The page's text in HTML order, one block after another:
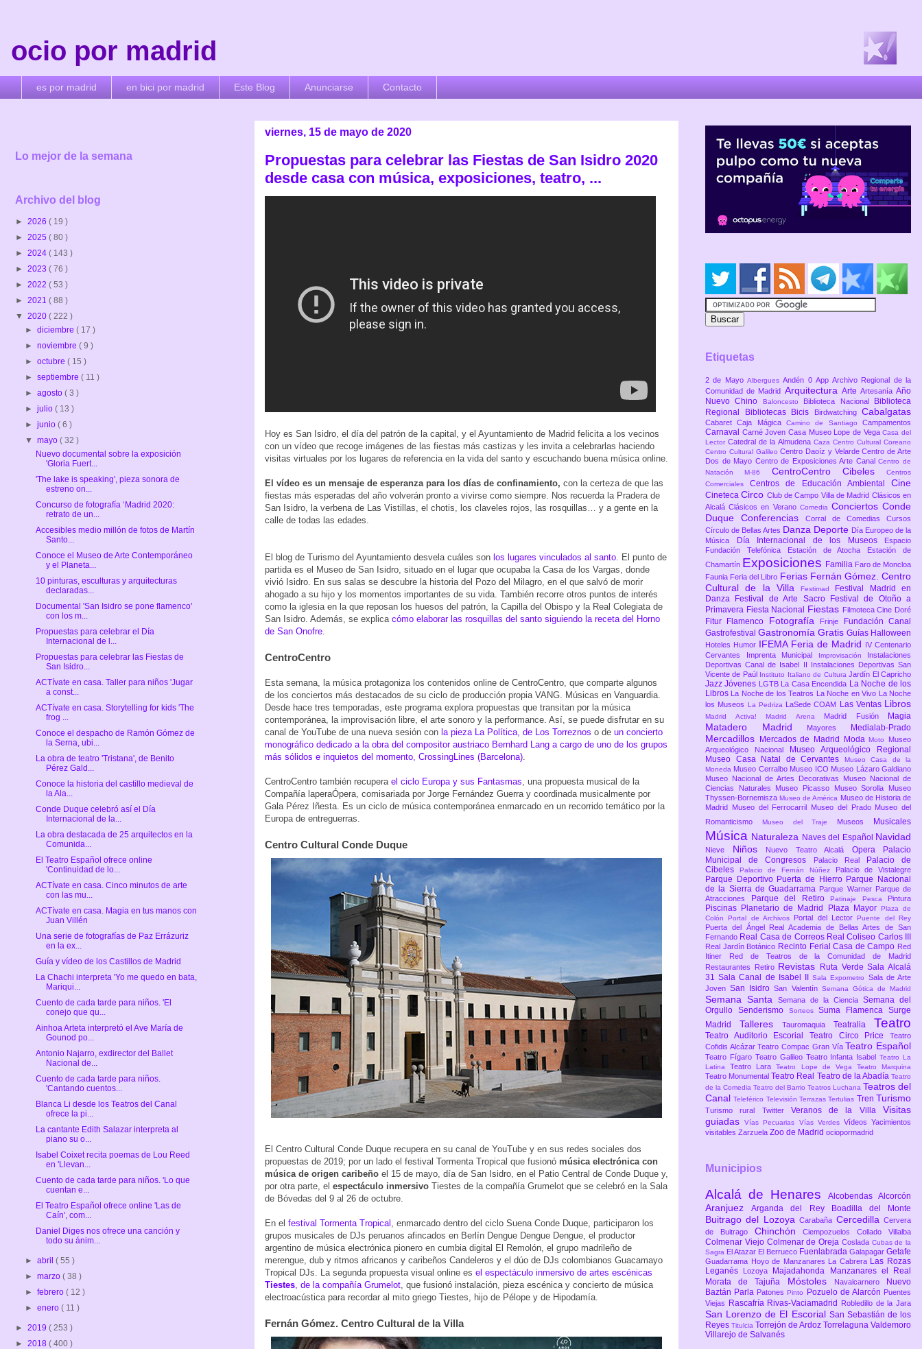
ocio por madrid
es por madrid en bici por madrid Este Blog Anunciarse Contacto
viernes, 15 de mayo de 2020
Propuestas para celebrar las Fiestas de San Isidro 2020
desde casa con música, exposiciones, teatro, ...
Hoy es San Isidro, el día del patrón de la capital, y el Ayuntamiento de Madrid felicita a los vecinos
con un vídeo que recoge imágenes de las fiestas más castizas y les invita a celebrarlas haciendo
visitas virtuales por los lugares de referencia en la vida del santo y escuchando buena música online.
El vídeo es un mensaje de esperanza para los días de confinamiento, con la certeza de que las
fiestas más esperadas del año volverán pronto a vivirse como siempre. Nos recuerda la Pradera de
San Isidro, la verbena de Las Vistillas, el chotis, los claveles rojos, las rosquillas… y a gente en la
calle de todas las edades.
El blog de Turismo del Ayuntamiento desvela cuáles son los lugares vinculados al santo . El punto de
partida es el Museo de San Isidro, situado en el lugar que ocupaba la Casa de los Vargas, donde
vivió Isidro. En sus salas se descubre la historia del Pozo del Milagro, en el que salvó de morir
ahogado a su hijo y los momentos importantes de su vida. También recorre otros puntos de interés
como la iglesia en la que reposan los huesos del patrón, la Capilla del Obispo y la Real Colegiata de
San Isidro. Además, se explica cómo elaborar las rosquillas del santo siguiendo la receta del Horno
de San Onofre
CentroCentro
Esta semana, la música protagoniza los contenidos online de CentroCentro, que comparte algunos
de los conciertos más destacados de su ciclo de producción propia VANG. Músicas en Vanguardia.
Desde hace tres temporadas, este programa explora propuestas que transitan por la música
contemporánea, la improvisación libre, el arte sonoro y la performance. Así, se puede disfrutar en su
canal de YouTube de una nueva sesión con la pieza La Política, de Los Torreznos o de un concierto
monográfico dedicado a la obra del compositor austriaco Bernhard Lang a cargo de uno de los grupos
más sólidos e inquietos del momento, CrossingLines (Barcelona)
CentroCentro también recupera el ciclo Europa y sus Fantasmas , una propuesta musical de la
Compañía laperaÓpera, comisariada por Jorge Fernández Guerra y coordinada musicalmente por
Gala Pérez Iñesta. Es un ciclo de música contemporánea enmarcado en un recorrido temático por la
Europa de entreguerras.
Centro Cultural Conde Duque
El Centro Cultural Conde Duque recupera en su canal de YouTube y en sus redes sociales dos
propuestas de 2019; por un lado el festival Tormenta Tropical que fusionó música electrónica con
música de origen caribeño el 15 de mayo, día de San Isidro, en el Patio Central de Conde Duque y,
por otra parte, el espectáculo inmersivo Tiestes de la compañía Grumelot que se celebró en la Sala
de Bóvedas del 9 al 26 de octubre.
En el festival Tormenta Tropical
, enmarcado dentro del ciclo Suena Conde Duque, participaron los
grupos musicales de DJs peruanos afincados en Berlín Dengue Dengue Dengue, el productor
argentino de música electrónica pionero en cumbia digital El Remolón, el grupo madrileño de
merengue, dub y ritmos africanos y caribeños Candeleros y el dúo de DJs colombianos Guacamayo
Tropical DJs. La segunda propuesta visual online es el espectáculo inmersivo de artes escénicas
Tiestes , de la compañía Grumelot , que fusionó instalación, pieza escénica y concierto de música
electroacústica para recordar al mito griego Tiestes, hijo de Pélope y de Hipodamía.
Fernán Gómez. Centro Cultural de la Villa
Lo mejor de la semana
Archivo del blog
► 2026 ( 19 )
► 2025 ( 80 )
► 2024 ( 143 )
► 2023 ( 76 )
► 2022 ( 53 )
► 2021 ( 88 )
▼ 2020 ( 222 )
►diciembre( 17 )
►noviembre( 9 )
►octubre( 15 )
►septiembre( 11 )
►agosto( 3 )
►julio( 13 )
►junio( 6 )
▼mayo( 32 )
Nuevo documental sobre la exposición
'Gloria Fuert...
'The lake is speaking', pieza sonora de
estreno on...
Concurso de fotografía ‘Madrid 2020:
retrato de un...
Accesibles medio millón de fotos de Martín
Santo...
Conoce el Museo de Arte Contemporáneo
y el Planeta...
10 pinturas, esculturas y arquitecturas
declaradas...
Documental 'San Isidro se pone flamenco'
con los m...
Propuestas para celebrar el Día
Internacional de l...
Propuestas para celebrar las Fiestas de
San Isidro...
ACTívate en casa. Taller para niños 'Jugar
a const...
ACTívate en casa. Storytelling for kids 'The
frog ...
Conoce el despacho de Ramón Gómez de
la Serna, ubi...
La obra de teatro 'Tristana', de Benito
Pérez Gald...
Conoce la historia del castillo medieval de
la Ala...
Conde Duque celebró así el Día
Internacional de la...
La obra destacada de 25 arquitectos en la
Comunida...
El Teatro Español ofrece online
'Continuidad de lo...
ACTívate en casa. Cinco minutos de arte
con las mu...
ACTívate en casa. Magia en tus manos con
Juan Villén
Una serie de fotografías de Paz Errázuriz
en la ex...
Guía y vídeo de los Castillos de Madrid
La Chachi interpreta 'Yo me quedo en bata,
Mariqui...
Cuento de cada tarde para niños. 'El
conejo que qu...
Ainhoa Arteta interpretó el Ave María de
Gounod po...
Antonio Najarro, exdirector del Ballet
Nacional de...
Cuento de cada tarde para niños.
'Cantando cuentos...
Blanca Li desde los Teatros del Canal
ofrece la pi...
La cantante Edith Salazar interpreta al
piano su o...
Isabel Coixet recita poemas de Lou Reed
en 'Llevan...
Cuento de cada tarde para niños. 'Lo que
cuentan e...
El Teatro Español ofrece online 'Las de
Caín', com...
Daniel Diges nos ofrece una canción y
todo su ánim...
►abril( 55 )
►marzo( 38 )
►febrero( 12 )
►enero( 11 )
► 2019 ( 253 )
► 2018 ( 400 )
Etiquetas
2 de Mayo AlberguesAndén 0 AppArchivo Regional de la
Comunidad de Madrid Arquitectura Arte ArtesaníaAño
Nuevo Chino
Baloncesto Biblioteca Nacional
Biblioteca
Regional
Bibliotecas Bicis Birdwatching Cabalgatas
CabaretCaja MágicaCamino de SantiagoCampamentos
Carnaval Carné JovenCasa Museo Lope de VegaCasa del
LectorCatedral de la Almudena Caza Centro Cultural Coreano
Centro Cultural GalileoCentro Daoíz y VelardeCentro de Arte
Dos de Mayo Centro de Exposiciones Arte CanalCentro de
Natación M-86 CentroCentro Cibeles
Centros
ComercialesCentros de Educación AmbientalCine
CinetecaCirco Club de Campo Villa de Madrid Clásicos en
AlcaláClásicos en Verano Comedia ConciertosConde
Duque Conferencias Corral de Comedias Cursos
Círculo de Bellas Artes Danza Deporte Día Europeo de la
Música
Día Internacional de los Museos
Espacio
Fundación Telefónica
Estación de Atocha
Estación de
Chamartín Exposiciones Familia Faro de Moncloa
Faunia Feria del Libro Ferias Fernán Gómez. Centro
Cultural de la VillaFestimad
Festival Madrid en
Danza
Festival de Arte Sacro
Festival de Otoño a
Primavera Fiesta Nacional Fiestas Filmoteca Cine Doré
Fitur Flamenco Fotografía Frinje
Fundación Canal
Gastrofestival Gastronomía Gratis Guías Halloween
Hoteles Humor IFEMA Feria de Madrid
IV Centenario
Cervantes
Imprenta Municipal Improvisación
Instalaciones
Deportivas Canal de Isabel II
Instalaciones Deportivas San
Vicente de Paúl
Instituto Italiano de CulturaJardín El Capricho
JazzJóvenes LGTB La Casa Encendida La Noche de los
Libros
La Noche de los Teatros La Noche en Vivo
La Noche
los Museos
La Pedriza LaSede COAM Las Ventas Libros
Madrid Activa! Madrid Arena Madrid Fusión Magia
Matadero Madrid Mayores Medialab-Prado
Mercadillos Mercados de Madrid ModaMoto Museo
Arqueológico Nacional
Museo Arqueológico Regional
Museo Casa Natal de Cervantes
Museo Casa de la
Moneda Museo Cerralbo Museo ICO Museo Lázaro Galdiano
Museo Nacional de Artes Decorativas Museo Nacional de
Ciencias Naturales Museo Picasso Museo Sorolla Museo
Thyssen-BornemiszaMuseo de América Museo de Historia de
Madrid
Museo del Ferrocarril Museo del Prado Museo del
Romanticismo
Museo del Traje Museos Musicales
Música Naturaleza Naves del Español Navidad
Nieve Niños Nuevo Teatro Alcalá Opera
Palacio
Municipal de Congresos
Palacio Real
Palacio de
Cibeles
Palacio de Fernán Núñez Palacio de Vistalegre
Parque Deportivo Puerta de Hierro Parque Nacional
de la Sierra de Guadarrama Parque Warner Parque de
Atracciones
Parque del Retiro Patinaje Pesca Pintura
Piscinas Planetario de Madrid Plaza Mayor
Plaza de
Colón Portal de Archivos Portal del LectorPuente del Rey
Puerta del Ángel
Real Academia de Bellas Artes de San
Fernando Real Casa de Correos Real Coliseo Carlos III
Real Jardín Botánico Recinto Ferial Casa de Campo Red
Itiner
Red de Teatros de la Comunidad de Madrid
Restaurantes
Retiro Revistas Ruta VerdeSala Alcalá
31Sala Canal de Isabel IISala Expometro Sala de Arte
JovenSan IsidroSan Valentín Semana Gótica de Madrid
Semana Santa Semana de la Ciencia Semana del
Orgullo Senderismo SorteosSuma FlamencaSurge
Madrid Talleres Tauromaquia Teatralia Teatro
Teatro Auditorio Escorial Teatro Circo Price Teatro
Cofidis AlcázarTeatro Compac Gran Vía Teatro Español
Teatro Fígaro Teatro Galileo Teatro Infanta IsabelTeatro La
Latina Teatro LaraTeatro Lope de Vega Teatro Marquina
Teatro Monumental Teatro Real Teatro de la Abadía Teatro
de la Comedia Teatro del Barrio Teatros Luchana Teatros del
CanalTeleférico TelevisiónTerrazasTertulias Tren Turismo
Turismo rural Twitter Veranos de la VillaVisitas
guiadasVías Pecuarias Vías Verdes VídeosYacimientos
visitables Zarzuela Zoo de Madrid ociopormadrid
Municipios
Alcalá de Henares Alcobendas Alcorcón
AranjuezArganda del Rey Boadilla del Monte
Buitrago del LozoyaCarabaña CercedillaCervera
de Buitrago ChinchónCiempozuelosCollado Villalba
Colmenar Viejo Colmenar de Oreja Coslada Cubas de la
Sagra El Atazar El Berrueco Fuenlabrada Galapagar Getafe
Guadarrama Hoyo de Manzanares La Cabrera Las Rozas
Leganés
Lozoya Majadahonda
Manzanares el Real
Morata de Tajuña Móstoles Navalcarnero
Nuevo
Baztán Parla PatonesPinto Pozuelo de Alarcón Puentes
Viejas
Rascafría Rivas-Vaciamadrid Robledillo de la Jara
San Lorenzo de El Escorial San Sebastián de los
Reyes Titulcia Torrejón de Ardoz Torrelaguna Valdemoro
Villarejo de Salvanés